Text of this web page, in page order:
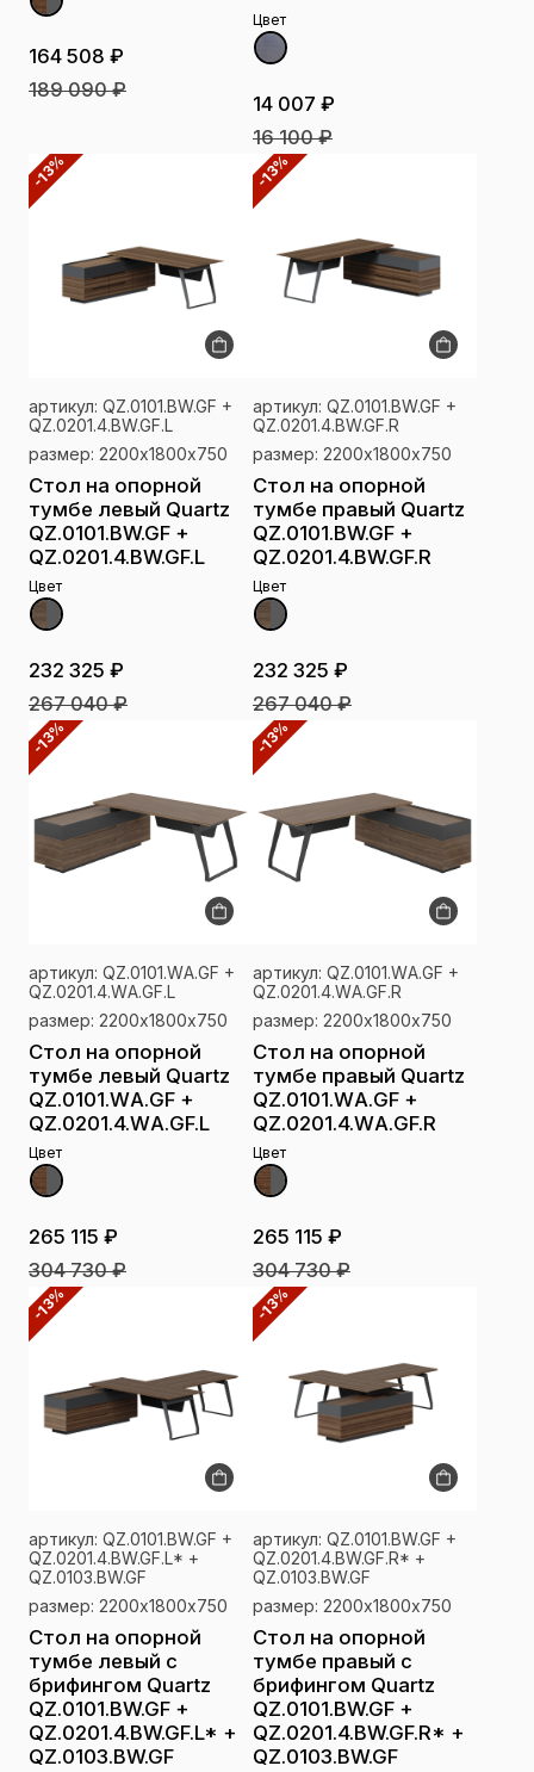
164 508 ₽
189 090 ₽
Цвет
14 007 ₽
16 100 ₽
-13%
артикул: QZ.0101.BW.GF +
QZ.0201.4.BW.GF.L
размер: 2200х1800х750
Стол на опорной
тумбе левый Quartz
QZ.0101.BW.GF +
QZ.0201.4.BW.GF.L
Цвет
232 325 ₽
267 040 ₽
-13%
артикул: QZ.0101.BW.GF +
QZ.0201.4.BW.GF.R
размер: 2200х1800х750
Стол на опорной
тумбе правый Quartz
QZ.0101.BW.GF +
QZ.0201.4.BW.GF.R
Цвет
232 325 ₽
267 040 ₽
-13%
артикул: QZ.0101.WА.GF +
QZ.0201.4.WА.GF.L
размер: 2200х1800х750
Стол на опорной
тумбе левый Quartz
QZ.0101.WА.GF +
QZ.0201.4.WА.GF.L
Цвет
265 115 ₽
304 730 ₽
-13%
артикул: QZ.0101.WА.GF +
QZ.0201.4.WА.GF.R
размер: 2200х1800х750
Стол на опорной
тумбе правый Quartz
QZ.0101.WА.GF +
QZ.0201.4.WА.GF.R
Цвет
265 115 ₽
304 730 ₽
-13%
артикул: QZ.0101.BW.GF +
QZ.0201.4.BW.GF.L* +
QZ.0103.BW.GF
размер: 2200х1800х750
Стол на опорной
тумбе левый с
брифингом Quartz
QZ.0101.BW.GF +
QZ.0201.4.BW.GF.L* +
QZ.0103.BW.GF
-13%
артикул: QZ.0101.BW.GF +
QZ.0201.4.BW.GF.R* +
QZ.0103.BW.GF
размер: 2200х1800х750
Стол на опорной
тумбе правый с
брифингом Quartz
QZ.0101.BW.GF +
QZ.0201.4.BW.GF.R* +
QZ.0103.BW.GF